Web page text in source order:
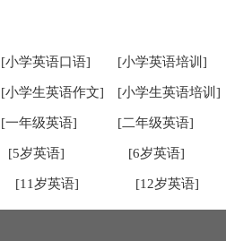
[小学英语口语] [小学英语培训]
[小学生英语作文] [小学生英语培训]
[一年级英语] [二年级英语]
[5岁英语] [6岁英语]
[11岁英语] [12岁英语]